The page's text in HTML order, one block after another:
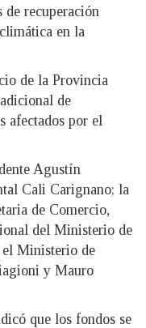
de recuperación
en la
de la Provincia
de
afectados por el
Agustín
Cali Carignano; la
de Comercio,
del Ministerio de
el Ministerio de
y Mauro
que los fondos se